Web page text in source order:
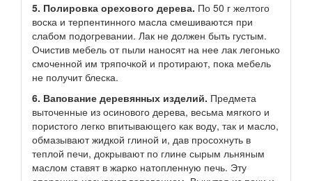
5. Полировка орехового дерева. По 50 г желтого
воска и терпентинного масла смешиваются при
слабом подогревании. Лак не должен быть густым.
Очистив мебель от пыли наносят на нее лак легонько
смоченной им тряпочкой и протирают, пока мебель
не получит блеска.
6. Вапование деревянных изделий. Предмета
выточенные из осинового дерева, весьма мягкого и
пористого легко впитывающего как воду, так и масло,
обмазывают жидкой глиной и, дав просохнуть в
теплой печи, докрывают по глине сырым льняным
маслом ставят в жарко натопленную печь. Эту